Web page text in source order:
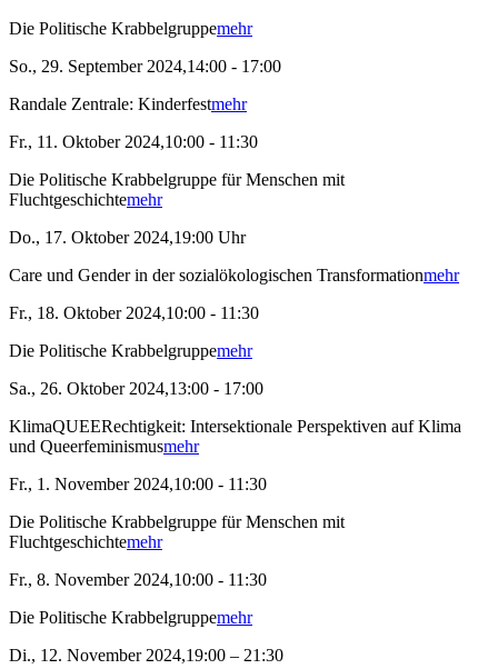
Die Politische Krabbelgruppemehr
So., 29. September 2024,14:00 - 17:00
Randale Zentrale: Kinderfestmehr
Fr., 11. Oktober 2024,10:00 - 11:30
Die Politische Krabbelgruppe für Menschen mit
Fluchtgeschichtemehr
Do., 17. Oktober 2024,19:00 Uhr
Care und Gender in der sozialökologischen Transformationmehr
Fr., 18. Oktober 2024,10:00 - 11:30
Die Politische Krabbelgruppemehr
Sa., 26. Oktober 2024,13:00 - 17:00
KlimaQUEERechtigkeit: Intersektionale Perspektiven auf Klima
und Queerfeminismusmehr
Fr., 1. November 2024,10:00 - 11:30
Die Politische Krabbelgruppe für Menschen mit
Fluchtgeschichtemehr
Fr., 8. November 2024,10:00 - 11:30
Die Politische Krabbelgruppemehr
Di., 12. November 2024,19:00 – 21:30